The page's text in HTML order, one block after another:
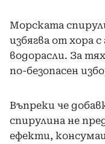
Морската
избягва от хора
водорасли. За
по-безопасен
Въпреки че
спирулина не
ефекти,